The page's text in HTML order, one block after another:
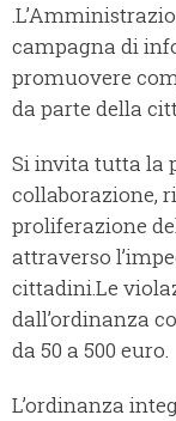
campagna di
promuovere
da parte della
Si invita tutta la
collaborazione,
proliferazione
attraverso
cittadini.Le
dall’ordinanza
da 50 a 500 euro.
L’ordinanza